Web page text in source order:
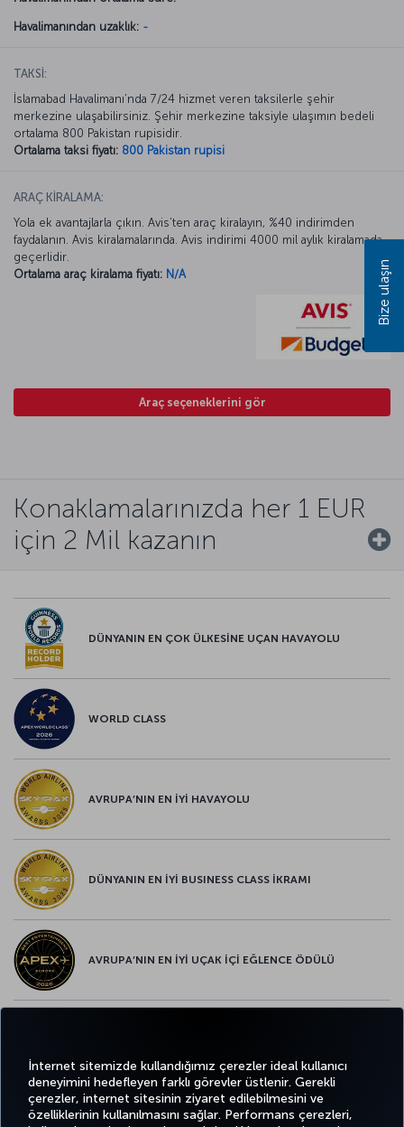
İnternet sitemizde kullandığımız çerezler ideal kullanıcı
deneyimini hedefleyen farklı görevler üstlenir. Gerekli
çerezler, internet sitesinin ziyaret edilebilmesini ve
özelliklerinin kullanılmasını sağlar. Performans çerezleri,
Havalimanından uzaklık: -
TAKSİ:
İslamabad Havalimanı’nda 7/24 hizmet veren taksilerle şehir
merkezine ulaşabilirsiniz. Şehir merkezine taksiyle ulaşımın bedeli
ortalama 800 Pakistan rupisidir.
Ortalama taksi fiyatı: 800 Pakistan rupisi
ARAÇ KİRALAMA:
Yola ek avantajlarla çıkın. Avis’ten araç kiralayın, %40 indirimden
faydalanın. Avis kiralamalarında. Avis indirimi 4000 mil aylık kiralamada
geçerlidir.
Ortalama araç kiralama fiyatı: N/A
Araç seçeneklerini gör
Konaklamalarınızda her 1 EUR
için 2 Mil kazanın
DÜNYANIN EN ÇOK ÜLKESİNE UÇAN HAVAYOLU
WORLD CLASS
AVRUPA’NIN EN İYİ HAVAYOLU
DÜNYANIN EN İYİ BUSINESS CLASS İKRAMI
AVRUPA’NIN EN İYİ UÇAK İÇİ EĞLENCE ÖDÜLÜ
Bize ulaşın